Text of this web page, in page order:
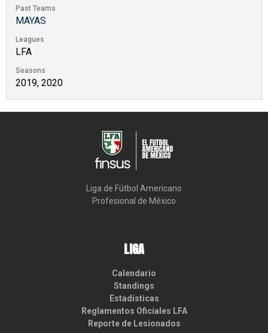
Past Teams
MAYAS
Leagues
LFA
Seasons
2019, 2020
Liga de Fútbol Americano
Profesional de México
LIGA
Calendario
Standings
Estadísticas
Reglamentos Oficiales LFA
Reporte de Lesionados